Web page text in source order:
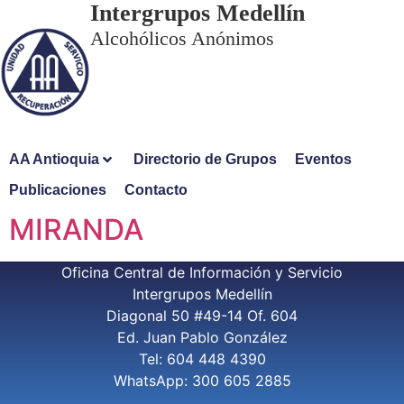
Intergrupos Medellín
Alcohólicos Anónimos
AA Antioquia Directorio de Grupos
Eventos
Publicaciones
Contacto
MIRANDA
Oficina Central de Información y Servicio
Intergrupos Medellín
Diagonal 50 #49-14 Of. 604
Ed. Juan Pablo González
Tel: 604 448 4390
WhatsApp: 300 605 2885